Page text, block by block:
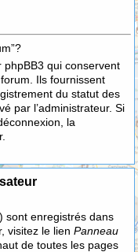
qui conservent
Ils fournissent
du statut des
par l’administrateur. Si
la
sont enregistrés dans
visitez le lien Panneau
de toutes les pages